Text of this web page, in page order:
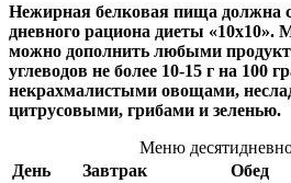
Нежирная белковая пища должна
дневного рациона диеты «10х10».
можно дополнить любыми
углеводов не более 10-15 г на 100
некрахмалистыми овощами,
цитрусовыми, грибами и зеленью.
Меню
День
Завтрак Обед